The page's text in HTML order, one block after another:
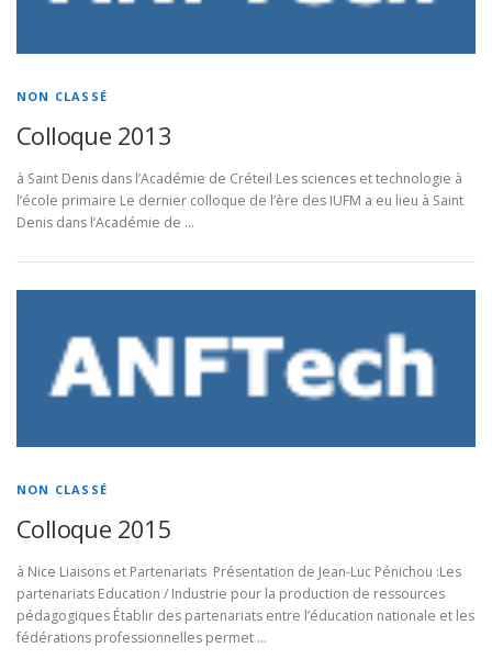
NON CLASSÉ
Colloque 2013
à Saint Denis dans l’Académie de Créteil Les sciences et technologie à
l’école primaire Le dernier colloque de l’ère des IUFM a eu lieu à Saint
Denis dans l’Académie de …
NON CLASSÉ
Colloque 2015
à Nice Liaisons et Partenariats Présentation de Jean-Luc Pénichou :Les
partenariats Education / Industrie pour la production de ressources
pédagogiques Établir des partenariats entre l’éducation nationale et les
fédérations professionnelles permet …